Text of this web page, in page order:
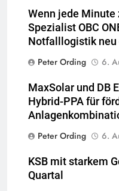
Wenn jede Minute
Spezialist OBC
Notfalllogistik neu
Peter Ording
6.
MaxSolar und DB
Hybrid-PPA für
Peter Ording
6.
KSB mit starkem
Quartal